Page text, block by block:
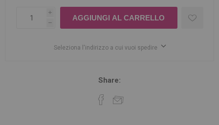
i
h
Seleziona l'indirizzo a cui vuoi spedire
Share: